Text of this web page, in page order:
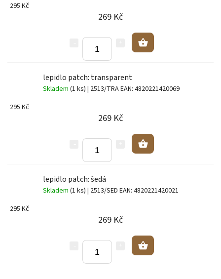
295 Kč
269 Kč
lepidlo patch: transparent
Skladem (1 ks) | 2513/TRAEAN: 4820221420069
295 Kč
269 Kč
lepidlo patch: šedá
Skladem (1 ks) | 2513/SED EAN: 4820221420021
295 Kč
269 Kč